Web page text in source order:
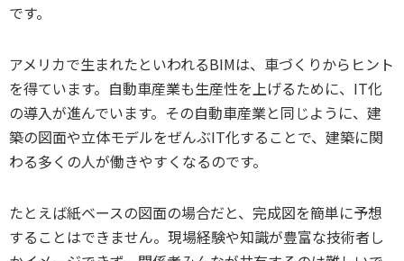
です。
アメリカで生まれたといわれるBIMは、車づくりからヒント
を得ています。自動車産業も生産性を上げるために、IT化
の導入が進んでいます。その自動車産業と同じように、建
築の図面や立体モデルをぜんぶIT化することで、建築に関
わる多くの人が働きやすくなるのです。
たとえば紙ベースの図面の場合だと、完成図を簡単に予想
することはできません。現場経験や知識が豊富な技術者し